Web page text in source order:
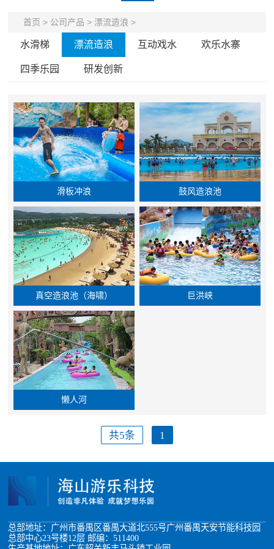
首页 > 公司产品 > 漂流造浪 >
水滑梯 漂流造浪 互动戏水 欢乐水寨
四季乐园 研发创新
滑板冲浪 鼓风造浪池
真空造浪池（海啸） 巨洪峡
懒人河
共5条 1
总部地址：广州市番禺区番禺大道北555号广州番禺天安节能科技园
总部中心23号楼12层 邮编：511400